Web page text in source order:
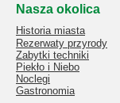
Nasza okolica
Historia miasta
Rezerwaty przyrody
Zabytki techniki
Piekło i Niebo
Noclegi
Gastronomia